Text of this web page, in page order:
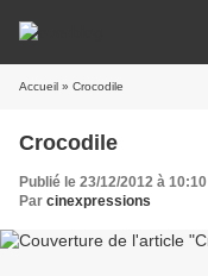
Accueil » Crocodile
Crocodile
Publié le 23/12/2012 à 10:10
Par cinexpressions